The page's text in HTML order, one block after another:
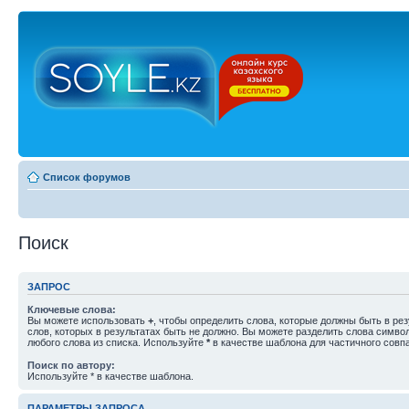
Список форумов
Поиск
ЗАПРОС
Ключевые слова:
Вы можете использовать + , чтобы определить слова, которые должны быть в
слов, которых в результатах быть не должно. Вы можете разделить слова
любого слова из списка. Используйте * в качестве шаблона для частичного
Поиск по автору:
Используйте * в качестве шаблона.